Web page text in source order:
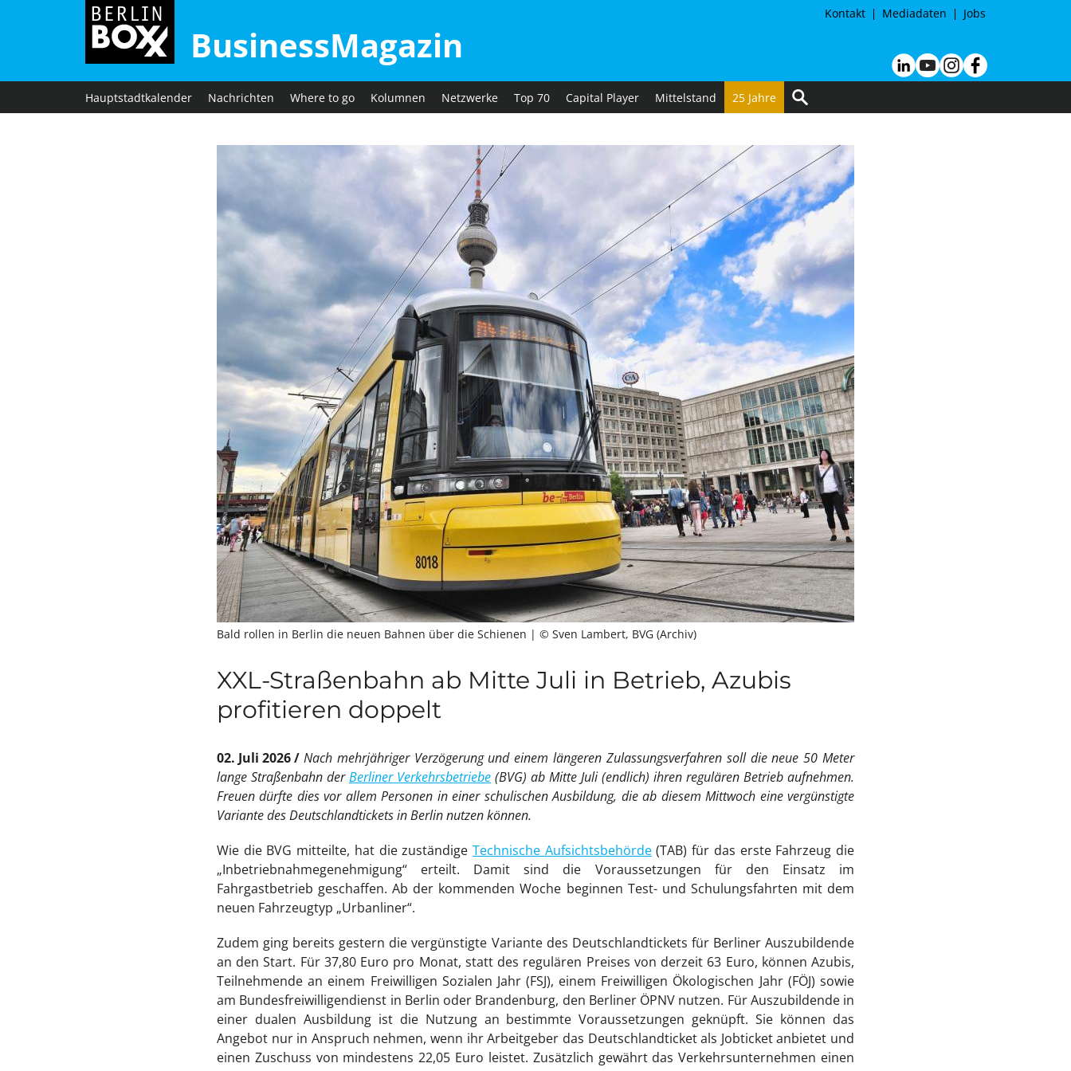
BusinessMagazin
Kontakt Mediadaten Jobs
Hauptstadtkalender Nachrichten Where to go Kolumnen Netzwerke Top 70 Capital Player Mittelstand 25 Jahre
Bald rollen in Berlin die neuen Bahnen über die Schienen | © Sven Lambert, BVG (Archiv)
XXL-Straßenbahn ab Mitte Juli in Betrieb, Azubis
profitieren doppelt
02. Juli 2026
Nach mehrjähriger Verzögerung und einem längeren Zulassungsverfahren soll die neue 50 Meter
lange Straßenbahn derBerliner Verkehrsbetriebe (BVG) ab Mitte Juli (endlich) ihren regulären Betrieb aufnehmen.
Freuen dürfte dies vor allem Personen in einer schulischen Ausbildung, die ab diesem Mittwoch eine vergünstigte
Variante des Deutschlandtickets in Berlin nutzen können.
Wie die BVG mitteilte, hat die zuständige Technische Aufsichtsbehörde(TAB) für das erste Fahrzeug die
„Inbetriebnahmegenehmigung“ erteilt. Damit sind die Voraussetzungen für den Einsatz im
Fahrgastbetrieb geschaffen. Ab der kommenden Woche beginnen Test- und Schulungsfahrten mit dem
neuen Fahrzeugtyp „Urbanliner“.
Zudem ging bereits gestern die vergünstigte Variante des Deutschlandtickets für Berliner Auszubildende
an den Start. Für 37,80 Euro pro Monat, statt des regulären Preises von derzeit 63 Euro, können Azubis,
Teilnehmende an einem Freiwilligen Sozialen Jahr (FSJ), einem Freiwilligen Ökologischen Jahr (FÖJ) sowie
am Bundesfreiwilligendienst in Berlin oder Brandenburg, den Berliner ÖPNV nutzen. Für Auszubildende in
einer dualen Ausbildung ist die Nutzung an bestimmte Voraussetzungen geknüpft. Sie können das
Angebot nur in Anspruch nehmen, wenn ihr Arbeitgeber das Deutschlandticket als Jobticket anbietet und
einen Zuschuss von mindestens 22,05 Euro leistet. Zusätzlich gewährt das Verkehrsunternehmen einen